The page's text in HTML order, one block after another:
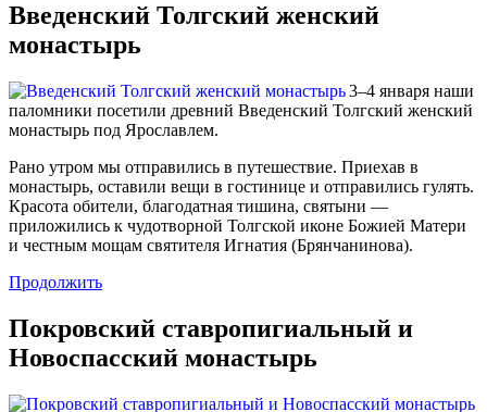
Введенский Толгский женский
монастырь
3–4 января наши
паломники посетили древний Введенский Толгский женский
монастырь под Ярославлем.
Рано утром мы отправились в путешествие. Приехав в
монастырь, оставили вещи в гостинице и отправились гулять.
Красота обители, благодатная тишина, святыни —
приложились к чудотворной Толгской иконе Божией Матери
и честным мощам святителя Игнатия (Брянчанинова).
Продолжить
Покровский ставропигиальный и
Новоспасский монастырь